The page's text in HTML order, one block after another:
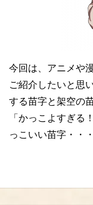
今回は、アニメや
ご紹介したいと思
する苗字と架空の
「かっこよすぎる
っこいい苗字・・・